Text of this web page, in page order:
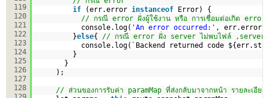
119
120
121
122
123
124
125
126
127
128
if
(err.error instanceof Error) {
// กรณี error ฝั่งผู้ใช้งาน หรือ การเชื่อมต่อเกิด error
console.log( 'An error occurred:' ,
}else{ // กรณี error ฝั่ง server ไม่พบไฟล์
console.log(`Backend returned code
}
}
);
// ส่วนของการรับค่า paramMap ที่ส่งกลับมาจากหน้า รายละเอียด